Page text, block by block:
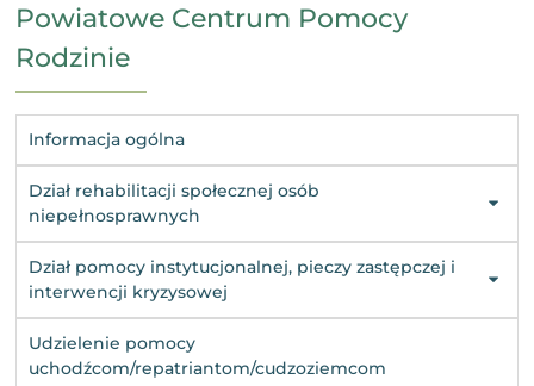
Powiatowe Centrum Pomocy
Rodzinie
Informacja ogólna
Dział rehabilitacji społecznej osób
niepełnosprawnych
Dział pomocy instytucjonalnej, pieczy zastępczej i
interwencji kryzysowej
Udzielenie pomocy
uchodźcom/repatriantom/cudzoziemcom